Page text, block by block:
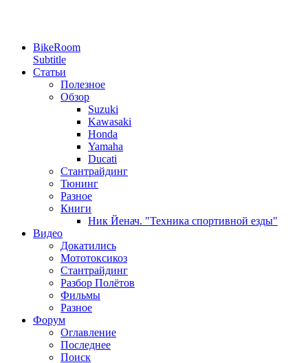
BikeRoom
Subtitle
Статьи
Полезное
Обзор
Suzuki
Kawasaki
Honda
Yamaha
Ducati
Стантрайдинг
Тюнинг
Разное
Книги
Ник Йенач. "Техника спортивной езды"
Видео
Докатились
Мототоксикоз
Стантрайдинг
Разбор Полётов
Фильмы
Разное
Форум
Оглавление
Последнее
Поиск